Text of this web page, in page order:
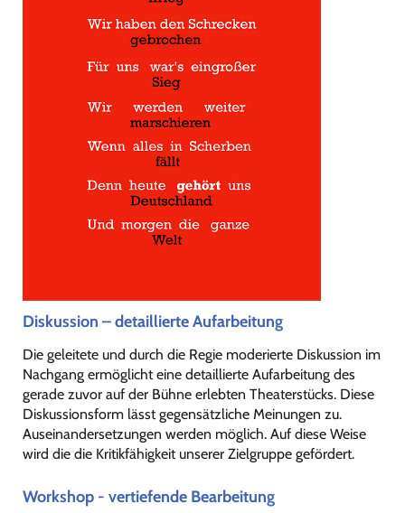
Diskussion – detaillierte Aufarbeitung
Die geleitete und durch die Regie moderierte Diskussion im
Nachgang ermöglicht eine detaillierte Aufarbeitung des
gerade zuvor auf der Bühne erlebten Theaterstücks. Diese
Diskussionsform lässt gegensätzliche Meinungen zu.
Auseinandersetzungen werden möglich. Auf diese Weise
wird die die Kritikfähigkeit unserer Zielgruppe gefördert.
Workshop - vertiefende Bearbeitung